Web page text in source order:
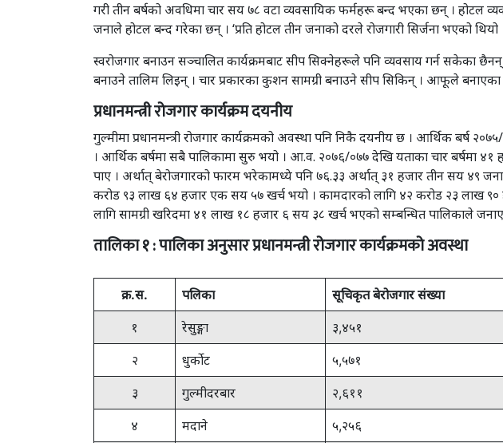
गरी तीन बर्षको अवधिमा चार सय ७८ वटा व्यवसायिक फर्महरू बन्द भएका छन् ।
जनाले होटल बन्द गरेका छन् । ‘प्रति होटल तीन जनाको दरले रोजगारी सिर्जना भएको
स्वरोजगार बनाउन सञ्चालित कार्यक्रमबाट सीप सिक्नेहरूले पनि व्यवसाय गर्न सकेका
बनाउने तालिम लिइन् । चार प्रकारका कुशन सामग्री बनाउने सीप सिकिन् । आफूले
प्रधानमन्त्री रोजगार कार्यक्रम दयनीय
गुल्मीमा प्रधानमन्त्री रोजगार कार्यक्रमको अवस्था पनि निकै दयनीय छ । आर्थिक बर्ष
। आर्थिक बर्षमा सबै पालिकामा सुरु भयो । आ.व. २०७६/०७७ देखि यताका चार बर्षमा
पाए । अर्थात् बेरोजगारको फारम भरेकामध्ये पनि ७६.३३ अर्थात् ३१ हजार तीन सय ४९
करोड ९३ लाख ६४ हजार एक सय ५७ खर्च भयो । कामदारको लागि ४२ करोड २३ लाख
लागि सामग्री खरिदमा ४१ लाख १८ हजार ६ सय ३८ खर्च भएको सम्बन्धित पालिकाले
तालिका १ : पालिका अनुसार प्रधानमन्त्री रोजगार कार्यक्रमको अवस्था
क्र.स. पलिका सूचिकृत बेरोजगार संख्या
१ रेसुङ्गा ३,४५१
२ धुर्कोट ५,५७१
३ गुल्मीदरबार २,६११
४ मदाने ५,२५६